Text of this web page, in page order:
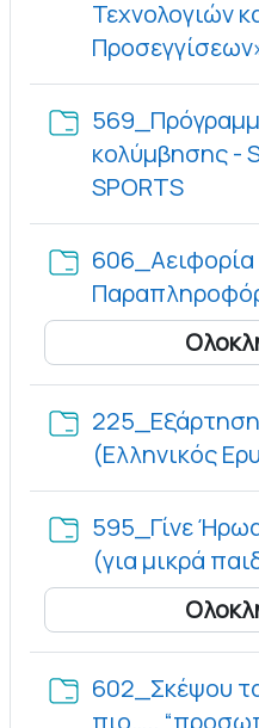
Τεχνολογιών
κολύμβησης -
SPORTSΦάκελος
606_Αειφορία
(Ελληνικός
595_Γίνε
(για μικρά
602_Σκέψου
πιο…..